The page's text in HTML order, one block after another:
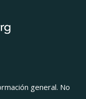
general. No